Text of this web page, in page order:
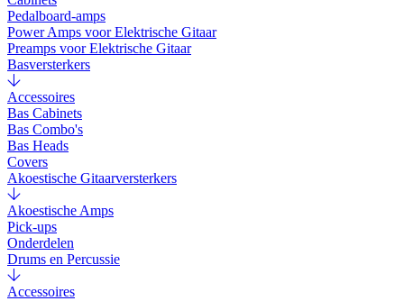
Pedalboard-amps
Power Amps voor Elektrische Gitaar
Preamps voor Elektrische Gitaar
Basversterkers
Accessoires
Bas Cabinets
Bas Combo's
Bas Heads
Covers
Akoestische Gitaarversterkers
Akoestische Amps
Pick-ups
Onderdelen
Drums en Percussie
Accessoires